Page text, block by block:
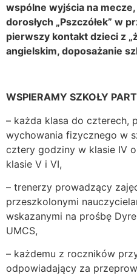
wspólne wyjścia na
dorosłych „Pszczółek” w
pierwszy kontakt dzieci z
angielskim, doposażanie
WSPIERAMY SZKOŁY
– każda klasa do czterech,
wychowania fizycznego w
cztery godziny w klasie IV
klasie V i VI,
– trenerzy prowadzący
przeszkolonymi
wskazanymi na prośbę
UMCS,
– każdemu z roczników
odpowiadający za